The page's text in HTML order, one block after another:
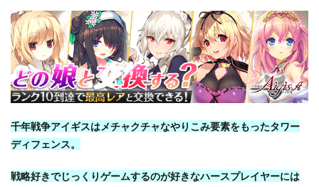
千年戦争アイギスはメチャクチャなやりこみ要素をもったタワー
ディフェンス。
戦略好きでじっくりゲームするのが好きなハースプレイヤーには